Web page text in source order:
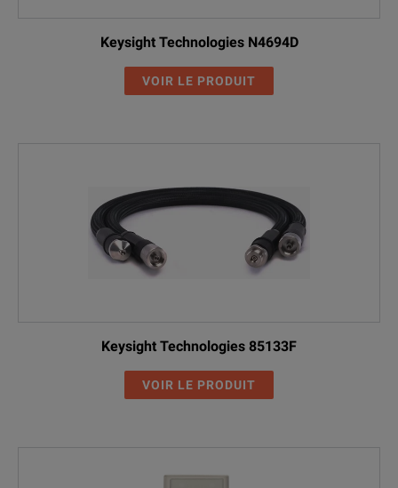
Keysight Technologies N4694D
VOIR LE PRODUIT
Keysight Technologies 85133F
VOIR LE PRODUIT